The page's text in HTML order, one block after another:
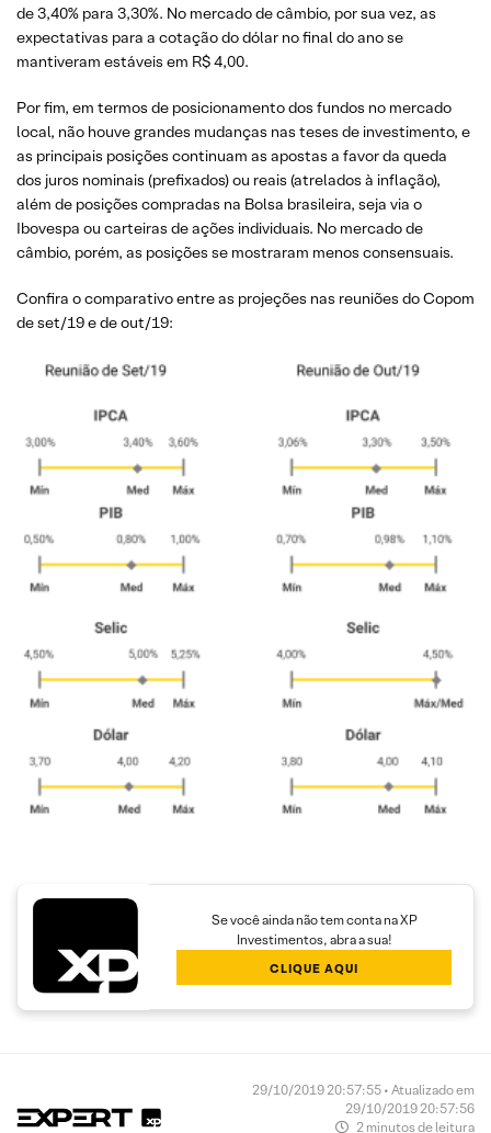
de 3,40% para 3,30%. No mercado de câmbio, por sua vez, as
expectativas para a cotação do dólar no final do ano se
mantiveram estáveis em R$ 4,00.
Por fim, em termos de posicionamento dos fundos no mercado
local, não houve grandes mudanças nas teses de investimento, e
as principais posições continuam as apostas a favor da queda
dos juros nominais (prefixados) ou reais (atrelados à inflação),
além de posições compradas na Bolsa brasileira, seja via o
Ibovespa ou carteiras de ações individuais. No mercado de
câmbio, porém, as posições se mostraram menos consensuais.
Confira o comparativo entre as projeções nas reuniões do Copom
de set/19 e de out/19:
Se você ainda não tem conta na XP
Investimentos, abra a sua!
CLIQUE AQUI
29/10/2019 20:57:55 • Atualizado em
29/10/2019 20:57:56
2 minutos de leitura